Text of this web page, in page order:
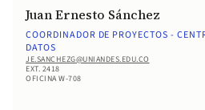
Juan Ernesto Sánchez
COORDINADOR DE PROYECTOS -
DATOS
JE.SANCHEZG@UNIANDES.EDU.CO
EXT. 2418
OFICINA W-708